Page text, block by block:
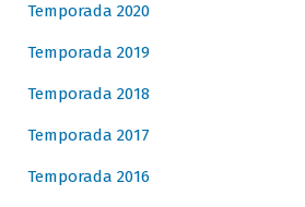
Temporada 2020
Temporada 2019
Temporada 2018
Temporada 2017
Temporada 2016